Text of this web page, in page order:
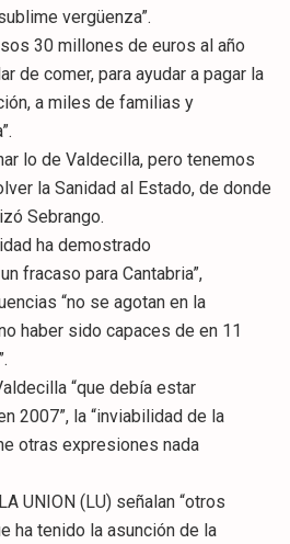
vergüenza”.
30 millones de euros al año
de comer, para ayudar a pagar la
a miles de familias y
lo de Valdecilla, pero tenemos
la Sanidad al Estado, de donde
Sebrango.
ha demostrado
fracaso para Cantabria”,
“no se agotan en la
haber sido capaces de en 11
“que debía estar
2007”, la “inviabilidad de la
otras expresiones nada
UNION (LU) señalan “otros
ha tenido la asunción de la